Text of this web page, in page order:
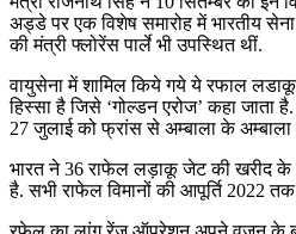
अड्डे पर एक विशेष समारोह में भारतीय
की मंत्री फ्लोरेंस पार्ले भी उपस्थित थीं.
वायुसेना में शामिल किये गये ये रफाल
हिस्सा है जिसे ‘गोल्डन एरोज’ कहा जाता
27 जुलाई को फ्रांस से अम्बाला के
भारत ने 36 राफेल लड़ाकू जेट की खरीद के
है. सभी राफेल विमानों की आपूर्ति 2022 तक